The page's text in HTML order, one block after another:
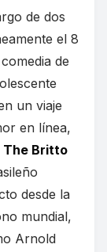
de dos
el 8
de
un viaje
en línea,
The Britto
desde la
mundial,
Arnold